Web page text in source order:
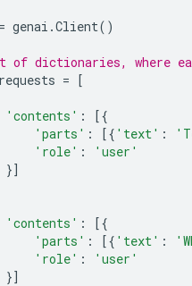
= genai .Client()
dictionaries, where
= [
'contents' :
[{
'parts' : [{ 'text' :
'role' :
'user'
}]
'contents' :
[{
'parts' : [{ 'text' :
'role' :
'user'
}]